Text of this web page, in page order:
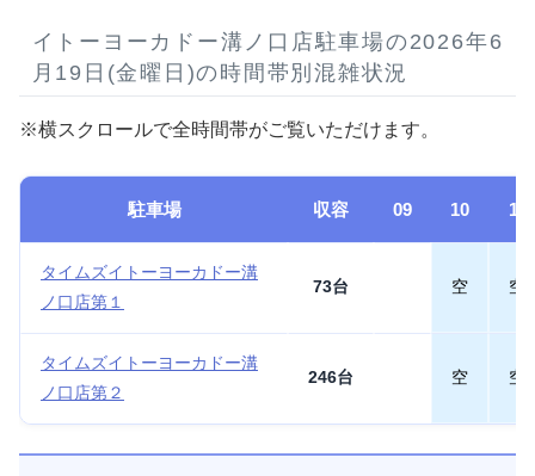
イトーヨーカドー溝ノ口店駐車場の2026年6
月19日(金曜日)の時間帯別混雑状況
※横スクロールで全時間帯がご覧いただけます。
駐車場 収容 09 10 11
タイムズイトーヨーカドー溝
ノ口店第１
73台 空 空
タイムズイトーヨーカドー溝
ノ口店第２
246台 空 空